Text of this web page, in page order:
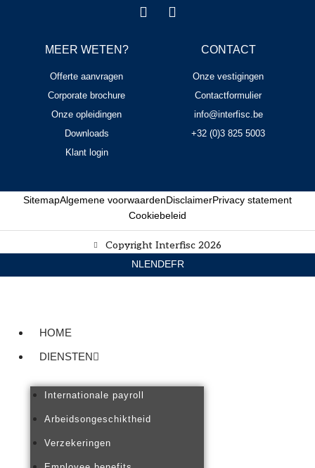
CONTACT
Onze vestigingen
Contactformulier
info@interfisc.be
+32 (0)3 825 5003
MEER WETEN?
Offerte aanvragen
Corporate brochure
Onze opleidingen
Downloads
Klant login
Copyright Interfisc 2026
SitemapAlgemene voorwaardenDisclaimerPrivacy statement
Cookiebeleid
NLENDEFR
HOME
DIENSTEN
Internationale payroll
Arbeidsongeschiktheid
Verzekeringen